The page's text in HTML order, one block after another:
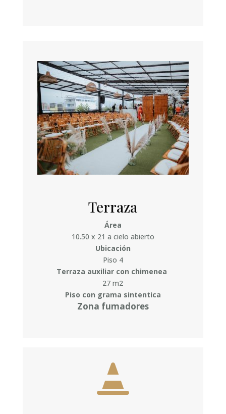
Terraza
Área
10.50 x 21 a cielo abierto
Ubicación
Piso 4
Terraza auxiliar con chimenea
27 m2
Piso con grama sintentica
Zona fumadores
